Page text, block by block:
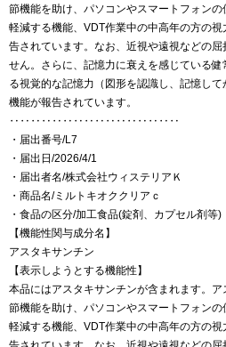
節機能を助け、パソコンやスマートフォン
軽減する機能、VDT作業中の中高年の方の
告されています。なお、近視や遠視などの
せん。さらに、記憶力に衰えを感じている
る視覚的な記憶力（図形を認識し、記憶し
機能が報告されています。
‥‥‥‥‥‥‥‥‥‥‥‥‥‥‥‥
・届出番号/L7
・届出日/2026/4/1
・届出者名/株式会社ウィステリアＫ
・商品名/ミルトキオククリアｃ
・食品の区分/加工食品(錠剤、カプセル剤等)
【機能性関与成分名】
アスタキサンチン
【表示しようとする機能性】
本品にはアスタキサンチンが含まれます。
節機能を助け、パソコンやスマートフォン
軽減する機能、VDT作業中の中高年の方の